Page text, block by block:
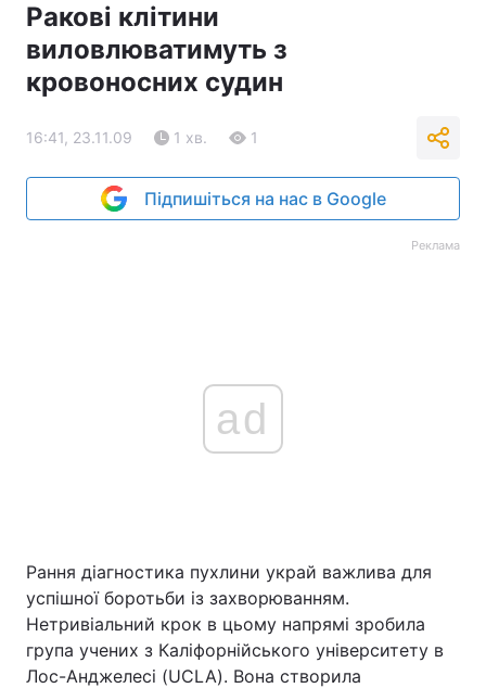
Ракові клітини
виловлюватимуть з
кровоносних судин
16:41, 23.11.09 1 хв. 1
Підпишіться на нас в Google
Реклама
ad
Рання діагностика пухлини украй важлива для
успішної боротьби із захворюванням.
Нетривіальний крок в цьому напрямі зробила
група учених з Каліфорнійського університету в
Лос-Анджелесі (UCLA). Вона створила